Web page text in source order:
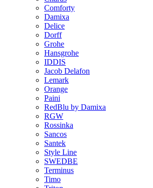
Comforty
Damixa
Delice
Dorff
Grohe
Hansgrohe
IDDIS
Jacob Delafon
Lemark
Orange
Paini
RedBlu by Damixa
RGW
Rossinka
Sancos
Santek
Style Line
SWEDBE
Terminus
Timo